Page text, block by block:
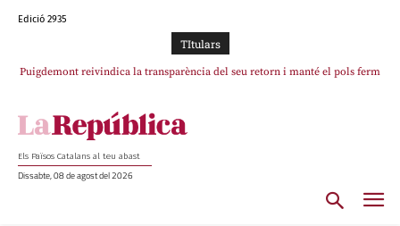
Edició 2935
TItulars
Puigdemont reivindica la transparència del seu retorn i manté el pols ferm
Portugal acusa Espanya de provocar un “efecte crida” massiu per la seva
Els Països Catalans al teu abast
Dissabte, 08 de agost del 2026